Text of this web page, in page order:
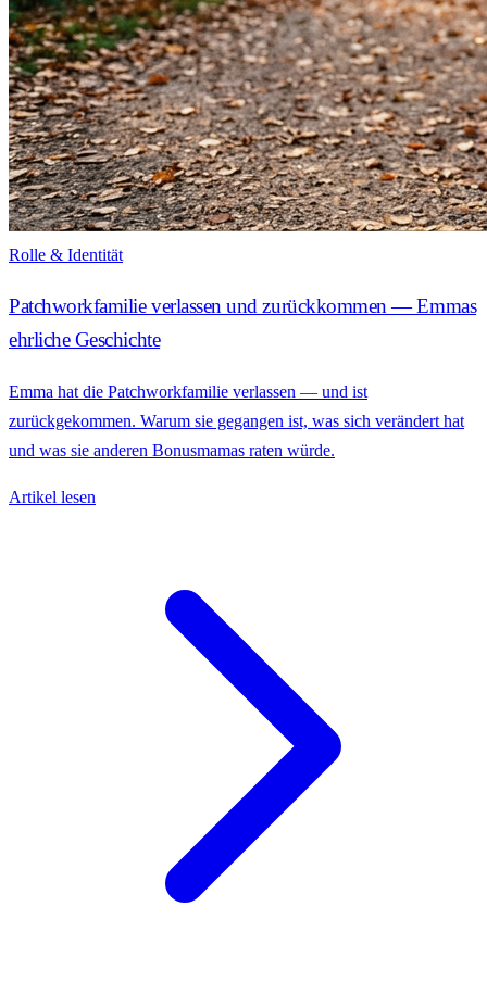
Rolle & Identität
Patchworkfamilie verlassen und zurückkommen — Emmas
ehrliche Geschichte
Emma hat die Patchworkfamilie verlassen — und ist
zurückgekommen. Warum sie gegangen ist, was sich verändert hat
und was sie anderen Bonusmamas raten würde.
Artikel lesen